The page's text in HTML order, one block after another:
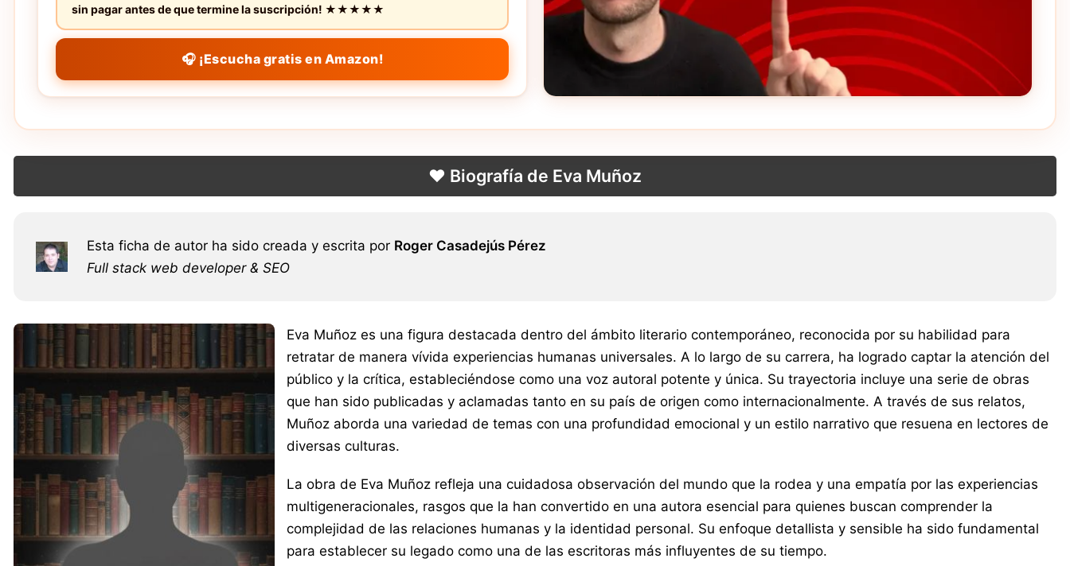
sin pagar antes de que termine la suscripción! ★★★★★
🎧 ¡Escucha gratis en Amazon!
❤️ Biografía de Eva Muñoz
Esta ficha de autor ha sido creada y escrita por Roger Casadejús Pérez
Full stack web developer & SEO
Eva Muñoz es una figura destacada dentro del ámbito literario contemporáneo, reconocida por su habilidad para
retratar de manera vívida experiencias humanas universales. A lo largo de su carrera, ha logrado captar la atención del
público y la crítica, estableciéndose como una voz autoral potente y única. Su trayectoria incluye una serie de obras
que han sido publicadas y aclamadas tanto en su país de origen como internacionalmente. A través de sus relatos,
Muñoz aborda una variedad de temas con una profundidad emocional y un estilo narrativo que resuena en lectores de
diversas culturas.
La obra de Eva Muñoz refleja una cuidadosa observación del mundo que la rodea y una empatía por las experiencias
multigeneracionales, rasgos que la han convertido en una autora esencial para quienes buscan comprender la
complejidad de las relaciones humanas y la identidad personal. Su enfoque detallista y sensible ha sido fundamental
para establecer su legado como una de las escritoras más influyentes de su tiempo.